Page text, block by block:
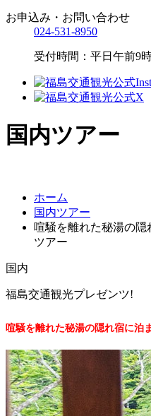
お申込み・お問い合わせ
024-531-8950
受付時間：平日午前9
国内ツアー
ホーム
国内ツアー
喧騒を離れた秘湯の隠
ツアー
国内
福島交通観光プレゼンツ!
喧騒を離れた秘湯の隠れ宿に泊